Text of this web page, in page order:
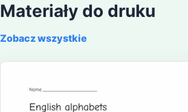
Materiały do druku
Zobacz wszystkie